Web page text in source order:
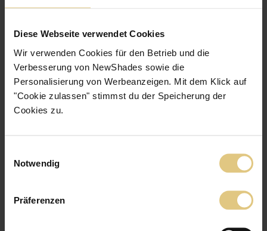
Diese Webseite verwendet Cookies
Wir verwenden Cookies für den Betrieb und die
Verbesserung von NewShades sowie die
Personalisierung von Werbeanzeigen. Mit dem Klick auf
"Cookie zulassen" stimmst du der Speicherung der
Cookies zu.
Notwendig
Präferenzen